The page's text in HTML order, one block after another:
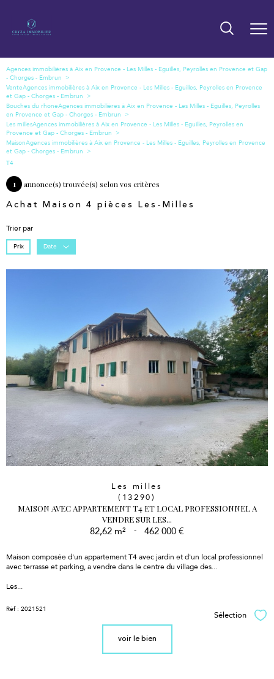
Vente
Bouches du rhone
Les milles
Maison
T4
1 annonce(s) trouvée(s) selon vos critères
Achat Maison 4 pièces Les-Milles
Trier par
Prix Date
Les milles
(13290)
MAISON AVEC APPARTEMENT T4 ET LOCAL PROFESSIONNEL A
VENDRE SUR LES...
82,62 m² - 462 000 €
Maison composée d'un appartement T4 avec jardin et d'un local professionnel
avec terrasse et parking, a vendre dans le centre du village des...
Les...
Réf : 2021521
Sélection
voir le bien